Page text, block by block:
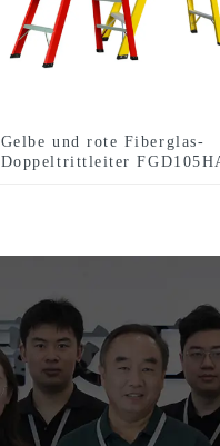
Gelbe und rote Fiberglas-
Doppeltrittleiter